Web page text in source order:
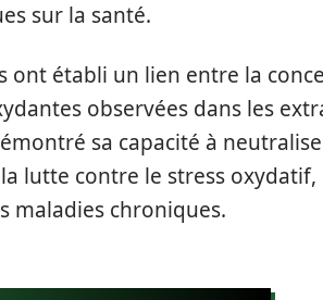
sur la santé.
ont établi un lien entre la
observées dans les
sa capacité à
lutte contre le stress
maladies chroniques.